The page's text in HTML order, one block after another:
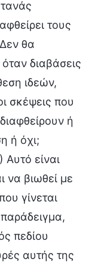
τους
θα
διαβάσεις
ιδεών,
σκέψεις που
ή
ή όχι;
είναι
να βιωθεί με
γίνεται
πεδίου
αυτής της